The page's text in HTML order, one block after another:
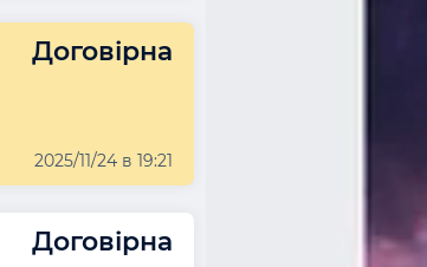
Договірна
2025/11/24 в 19:21
Договірна